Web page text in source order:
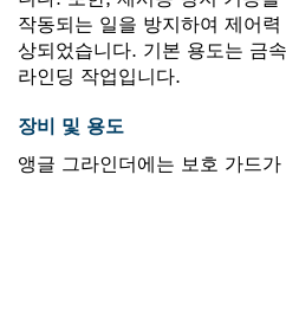
작동되는 일을 방지하여 제어
상되었습니다. 기본 용도는 금
라인딩 작업입니다.
장비 및 용도
앵글 그라인더에는 보호 가드